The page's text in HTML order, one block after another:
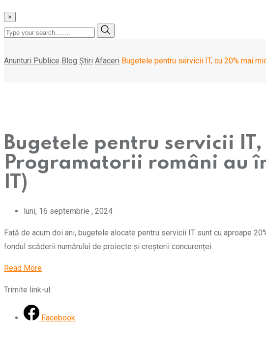
×
Anunturi Publice Blog Știri Afaceri Bugetele pentru servicii IT, cu 20% mai
Bugetele pentru servicii
Programatorii români au
IT)
luni, 16 septembrie , 2024
Față de acum doi ani, bugetele alocate pentru servicii IT sunt cu aproape
fondul scăderii numărului de proiecte și creșterii concurenței.
Read More
Trimite link-ul:
Facebook